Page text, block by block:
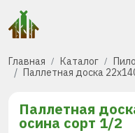
Главная Каталог
Паллетная доска
Паллетная
осина сорт 1/2